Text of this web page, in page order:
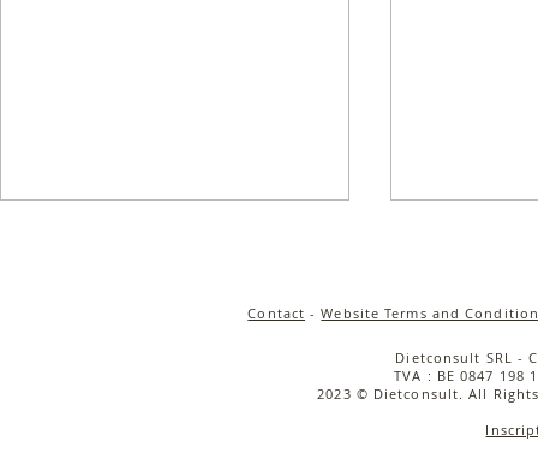
Salade
Contact -Website Terms and
Dietconsult SRL -
TVA : BE 0847 198
2023 © Dietconsult. All